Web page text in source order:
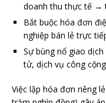
doanh thu thực tế →
Bắt buộc hóa đơn
nghiệp bán lẻ trực
Sự bùng nổ giao
tử, dịch vụ công
Việc lập hóa đơn riêng